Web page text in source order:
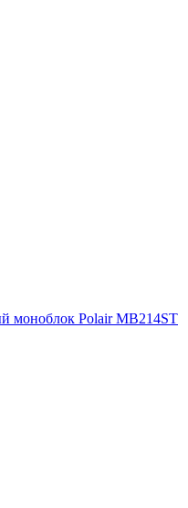
моноблок Polair MB214ST